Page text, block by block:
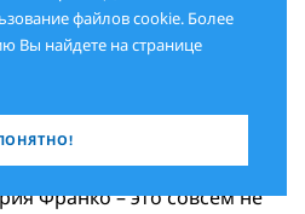
«еврейских
не удержаться на Олимпе.
и очень равнодушен к
видя себя только
вождем. Ясно одно:
жизней. Ресурсы
Франко – это совсем не
файлов cookie. Более
Вы найдете на странице